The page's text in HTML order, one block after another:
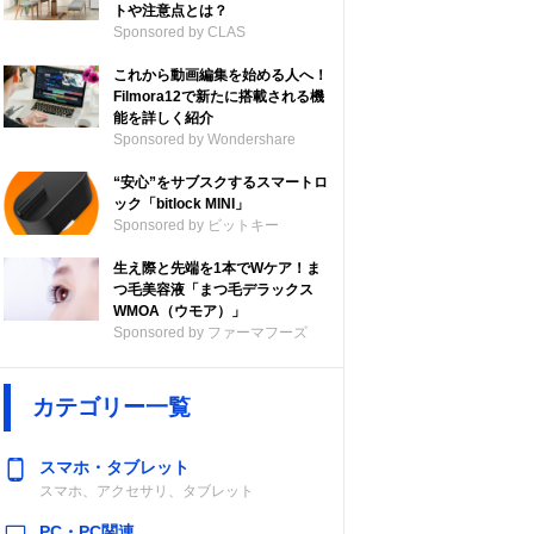
トや注意点とは？
Sponsored by CLAS
これから動画編集を始める人へ！
Filmora12で新たに搭載される機
能を詳しく紹介
Sponsored by Wondershare
“安心”をサブスクするスマートロ
ック「bitlock MINI」
Sponsored by ビットキー
生え際と先端を1本でWケア！ま
つ毛美容液「まつ毛デラックス
WMOA（ウモア）」
Sponsored by ファーマフーズ
カテゴリー一覧
スマホ・タブレット
スマホ、アクセサリ、タブレット